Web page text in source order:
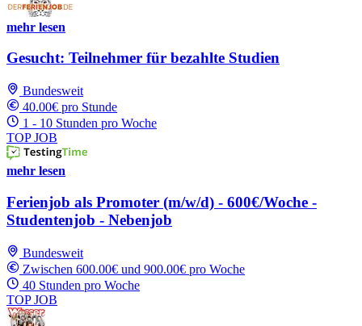
mehr lesen
Gesucht: Teilnehmer für bezahlte Studien
Bundesweit
40.00€ pro Stunde
1 - 10 Stunden pro Woche
TOP JOB
mehr lesen
Ferienjob als Promoter (m/w/d) - 600€/Woche -
Studentenjob - Nebenjob
Bundesweit
Zwischen 600.00€ und 900.00€ pro Woche
40 Stunden pro Woche
TOP JOB